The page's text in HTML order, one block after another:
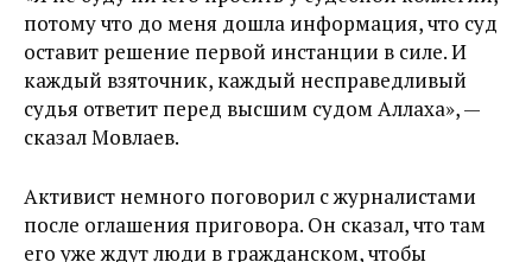
потому что до меня дошла информация, что суд
оставит решение первой инстанции в силе. И
каждый взяточник, каждый несправедливый
судья ответит перед высшим судом Аллаха», —
сказал Мовлаев.
Активист немного поговорил с журналистами
после оглашения приговора. Он сказал, что там
его уже ждут люди в гражданском, чтобы